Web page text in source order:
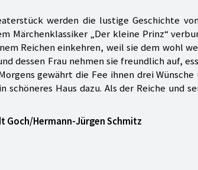
werden die lustige Geschichte
Märchenklassiker „Der kleine Prinz“
Reichen einkehren, weil sie dem wohl
dessen Frau nehmen sie freundlich auf,
gewährt die Fee ihnen drei
schöneres Haus dazu. Als der Reiche und
Goch/Hermann-Jürgen Schmitz